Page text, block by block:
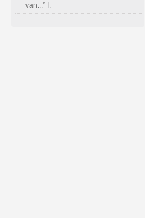
van...” I.